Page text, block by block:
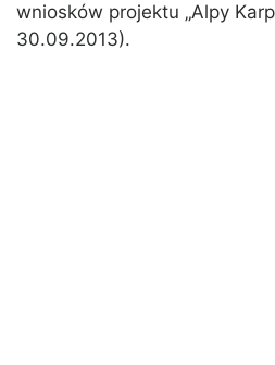
wniosków projektu „Alpy
30.09.2013).